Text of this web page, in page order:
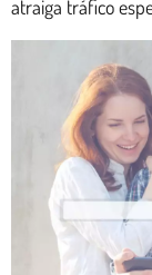
atraiga tráfico